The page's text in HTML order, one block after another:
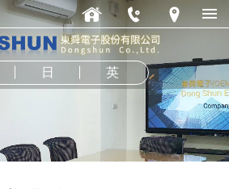
日 英